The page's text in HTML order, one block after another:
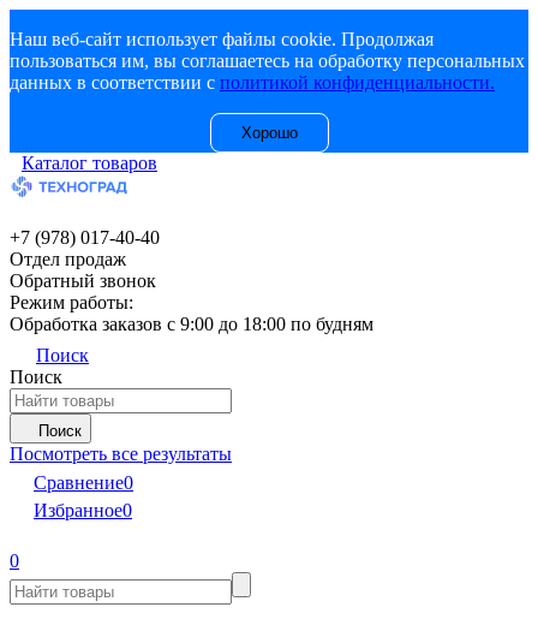
Наш веб-сайт использует файлы cookie. Продолжая
пользоваться им, вы соглашаетесь на обработку персональных
данных в соответствии с политикой конфиденциальности.
Хорошо
Каталог товаров
+7 (978) 017-40-40
Отдел продаж
Обратный звонок
Режим работы:
Обработка заказов с 9:00 до 18:00 по будням
Поиск
Поиск
Поиск
Посмотреть все результаты
Сравнение0
Избранное0
0